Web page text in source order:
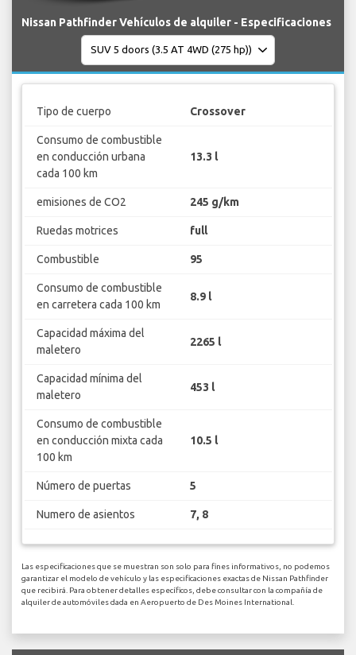
Nissan Pathfinder Vehículos de alquiler - Especificaciones
Tipo de cuerpo Crossover
Consumo de combustible
en conducción urbana
cada 100 km
13.3 l
emisiones de CO2 245 g/km
Ruedas motrices full
Combustible 95
Consumo de combustible
en carretera cada 100 km
8.9 l
Capacidad máxima del
maletero
2265 l
Capacidad mínima del
maletero
453 l
Consumo de combustible
en conducción mixta cada
100 km
10.5 l
Número de puertas 5
Numero de asientos 7, 8
Las especificaciones que se muestran son solo para fines informativos, no podemos
garantizar el modelo de vehículo y las especificaciones exactas de Nissan Pathfinder
que recibirá. Para obtener detalles específicos, debe consultar con la compañía de
alquiler de automóviles dada en Aeropuerto de Des Moines International.